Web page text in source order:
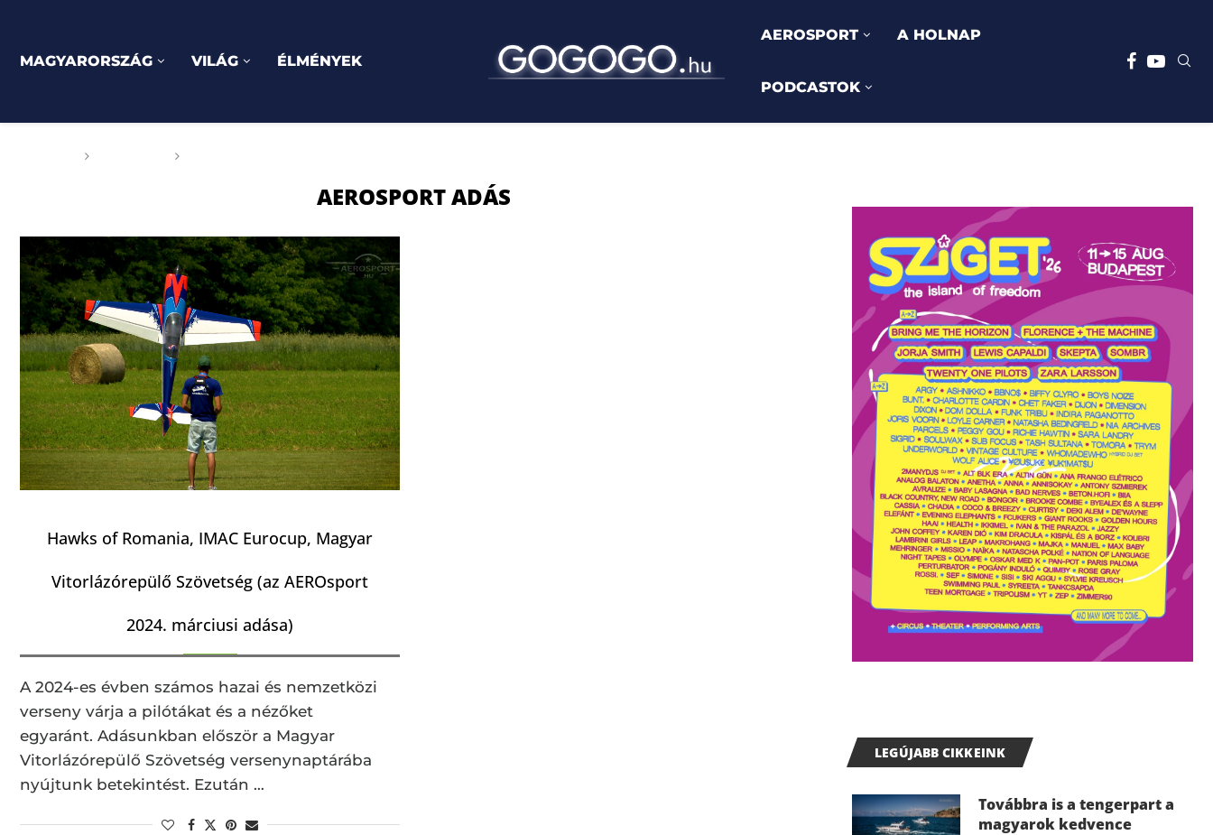
MAGYARORSZÁG VILÁG ÉLMÉNYEK
AEROSPORT A HOLNAP
PODCASTOK
AEROSPORT ADÁS
Hawks of Romania, IMAC Eurocup, Magyar
Vitorlázórepülő Szövetség (az AEROsport
2024. márciusi adása)
A 2024-es évben számos hazai és nemzetközi
verseny várja a pilótákat és a nézőket
egyaránt. Adásunkban először a Magyar
Vitorlázórepülő Szövetség versenynaptárába
nyújtunk betekintést. Ezután …
LEGÚJABB CIKKEINK
Továbbra is a tengerpart a
magyarok kedvence